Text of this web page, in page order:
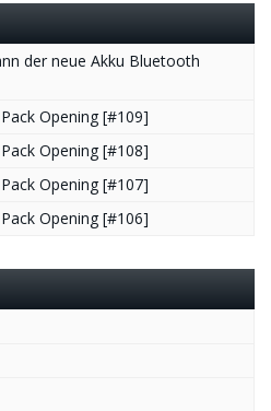
der neue Akku Bluetooth
Opening [#109]
Opening [#108]
Opening [#107]
Opening [#106]